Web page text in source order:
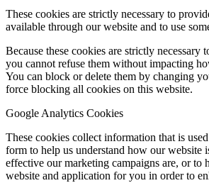
These cookies are strictly necessary to
available through our website and to use
Because these cookies are strictly necessary
you cannot refuse them without impacting
You can block or delete them by changing
force blocking all cookies on this website.
Google Analytics Cookies
These cookies collect information that is
form to help us understand how our website
effective our marketing campaigns are, or to
website and application for you in order to